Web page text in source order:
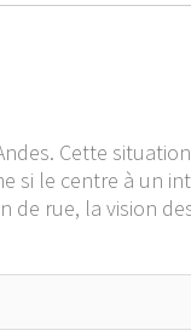
Cette
si le centre à un
rue, la vision